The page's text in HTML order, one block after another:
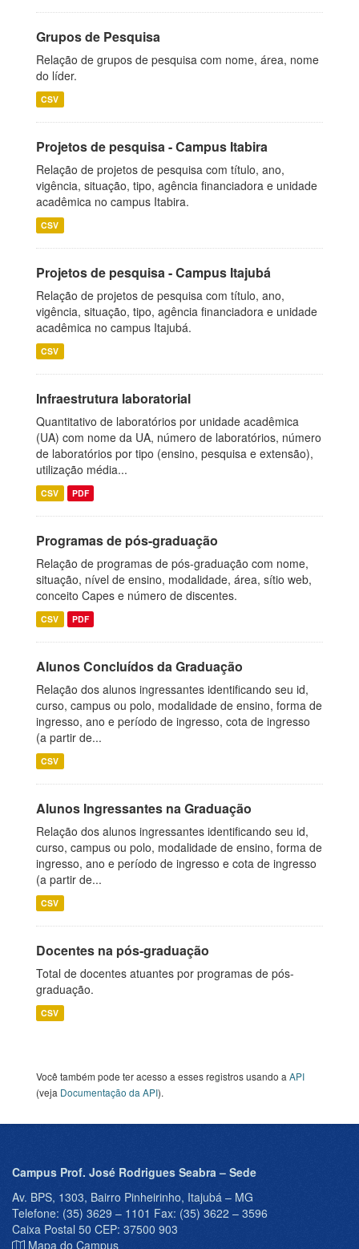
Grupos de Pesquisa
Relação de grupos de pesquisa com nome, área, nome
do líder.
CSV
Projetos de pesquisa - Campus Itabira
Relação de projetos de pesquisa com título, ano,
vigência, situação, tipo, agência financiadora e unidade
acadêmica no campus Itabira.
CSV
Projetos de pesquisa - Campus Itajubá
Relação de projetos de pesquisa com título, ano,
vigência, situação, tipo, agência financiadora e unidade
acadêmica no campus Itajubá.
CSV
Infraestrutura laboratorial
Quantitativo de laboratórios por unidade acadêmica
(UA) com nome da UA, número de laboratórios, número
de laboratórios por tipo (ensino, pesquisa e extensão),
utilização média...
CSV PDF
Programas de pós-graduação
Relação de programas de pós-graduação com nome,
situação, nível de ensino, modalidade, área, sítio web,
conceito Capes e número de discentes.
CSV PDF
Alunos Concluídos da Graduação
Relação dos alunos ingressantes identificando seu id,
curso, campus ou polo, modalidade de ensino, forma de
ingresso, ano e período de ingresso, cota de ingresso
(a partir de...
CSV
Alunos Ingressantes na Graduação
Relação dos alunos ingressantes identificando seu id,
curso, campus ou polo, modalidade de ensino, forma de
ingresso, ano e período de ingresso e cota de ingresso
(a partir de...
CSV
Docentes na pós-graduação
Total de docentes atuantes por programas de pós-
graduação.
CSV
Você também pode ter acesso a esses registros usando a API
(veja Documentação da API).
Campus Prof. José Rodrigues Seabra – Sede
Av. BPS, 1303, Bairro Pinheirinho, Itajubá – MG
Telefone: (35) 3629 – 1101 Fax: (35) 3622 – 3596
Caixa Postal 50 CEP: 37500 903
Mapa do Campus